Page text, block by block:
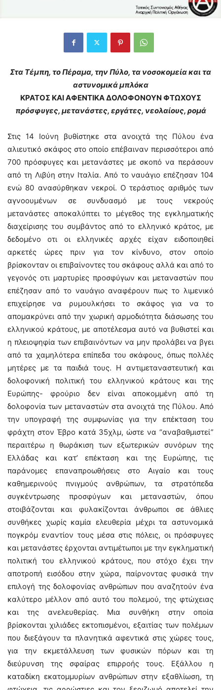
Στα Τέμπη, το Πέραμα, την Πύλο, τα νοσοκομεία και τα
αστυνομικά μπλόκα
ΚΡΑΤΟΣ ΚΑΙ ΑΦΕΝΤΙΚΑ ΔΟΛΟΦΟΝΟΥΝ ΦΤΩΧΟΥΣ
πρόσφυγες, μετανάστες, εργάτες, νεολαίους, ρομά
Στις 14 Ιούνη βυθίστηκε στα ανοιχτά της Πύλου ένα
αλιευτικό σκάφος στο οποίο επέβαιναν περισσότεροι από
700 πρόσφυγες και μετανάστες με σκοπό να περάσουν
από τη Λιβύη στην Ιταλία. Από το ναυάγιο επέζησαν 104
ενώ 80 ανασύρθηκαν νεκροί. Ο τεράστιος αριθμός των
αγνοουμένων σε συνδυασμό με τους νεκρούς
μετανάστες αποκαλύπτει το μέγεθος της εγκληματικής
διαχείρισης του συμβάντος από το ελληνικό κράτος, με
δεδομένο οτι οι ελληνικές αρχές είχαν ειδοποιηθεί
αρκετές ώρες πριν για τον κίνδυνο, στον οποίο
βρίσκονταν οι επιβαίνοντες του σκάφους αλλά και από το
γεγονός οτι μαρτυρίες προσφύγων και μεταναστών που
επέζησαν από το ναυάγιο αναφέρουν πως το λιμενικό
επιχείρησε να ρυμουλκήσει το σκάφος για να το
απομακρύνει από την χωρική αρμοδιότητα διάσωσης του
ελληνικού κράτους, με αποτέλεσμα αυτό να βυθιστεί και
η πλειοψηφία των επιβαινόντων να μην προλάβει να βγει
από τα χαμηλότερα επίπεδα του σκάφους, όπως πολλές
μητέρες με τα παιδιά τους. Η αντιμεταναστευτική και
δολοφονική πολιτική του ελληνικού κράτους και της
Ευρώπης- φρούριο δεν είναι αποκομμένη από τη
δολοφονία των μεταναστών στα ανοιχτά της Πύλου. Από
την υπογραφή της συμφωνίας για την επέκταση του
φράχτη στον Έβρο κατά 35χλμ, ώστε να “αναβαθμιστεί”
περαιτέρω η θωράκιση των εξωτερικών συνόρων της
Ελλάδας και κατ’ επέκταση και της Ευρώπης, τις
παράνομες επαναπροωθήσεις στο Αιγαίο και τους
καθημερινούς πνιγμούς ανθρώπων, τα στρατόπεδα
συγκέντρωσης προσφύγων και μεταναστών, όπου
στοιβάζονται και φυλακίζονται άνθρωποι σε άθλιες
συνθήκες χωρίς καμία ελευθερία μέχρι τα αστυνομικά
πογκρόμ εναντίον τους μέσα στις πόλεις, οι πρόσφυγες
και μετανάστες έρχονται αντιμέτωποι με την εγκληματική
πολιτική του ελληνικού κράτους, που στόχο έχει την
αποτροπή εισόδου στην χώρα, παίρνοντας φυσικά την
επιλογή της δολοφονίας ανθρώπων που αναζητούν ένα
καλύτερο μέλλον από αυτό του πολεμού, της φτώχειας
και της ανελευθερίας. Μια συνθήκη στην οποία
βρίσκονται χιλιάδες εκτοπισμένοι, εξαιτίας των πολέμων
που διεξάγουν τα πλανητικά αφεντικά στις χώρες τους,
για την εκμετάλλευση των φυσικών πόρων και τη
διεύρυνση της σφαίρας επιρροής τους. Εξάλλου η
καταδίκη εκατομμυρίων ανθρώπων στην εξαθλίωση, τη